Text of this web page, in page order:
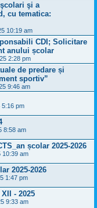
şi a
cu tematica:
10:19 am
CDI; Solicitare
anului școlar
2:28 pm
de predare și
sportiv”
9:46 am
5:16 pm
8:58 am
școlar 2025-2026
10:39 am
2025-2026
1:47 pm
- 2025
9:33 am